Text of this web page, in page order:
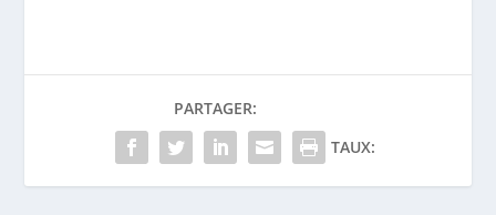
PARTAGER:
TAUX: